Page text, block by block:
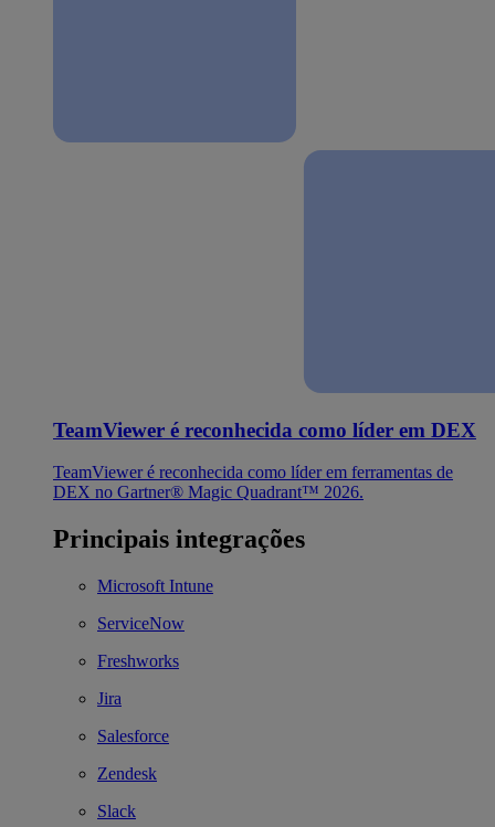
TeamViewer é reconhecida como líder em DEX
TeamViewer é reconhecida como líder em ferramentas de
DEX no Gartner® Magic Quadrant™ 2026.
Principais integrações
Microsoft Intune
ServiceNow
Freshworks
Jira
Salesforce
Zendesk
Slack